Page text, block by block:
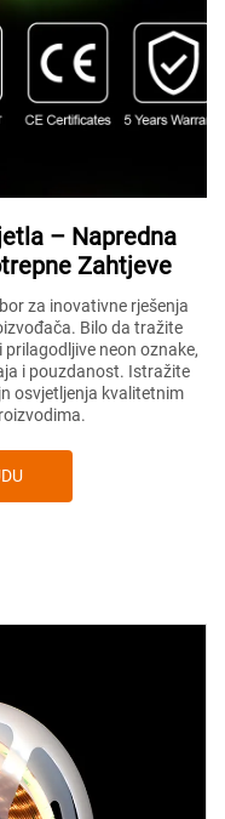
– Napredna
Zahtjeve
za inovativne rješenja
Bilo da tražite
prilagodljive neon oznake,
i pouzdanost. Istražite
osvjetljenja kvalitetnim